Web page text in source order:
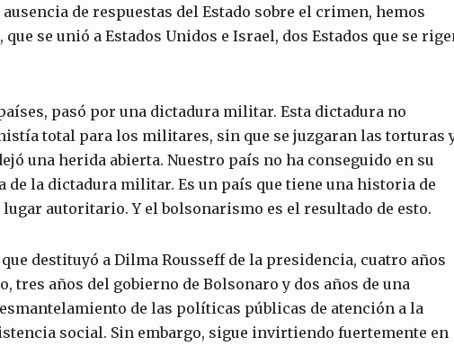
ausencia de respuestas del Estado sobre el crimen, hemos
se unió a Estados Unidos e Israel, dos Estados que se
pasó por una dictadura militar. Esta dictadura no
total para los militares, sin que se juzgaran las torturas
una herida abierta. Nuestro país no ha conseguido en su
la dictadura militar. Es un país que tiene una historia de
autoritario. Y el bolsonarismo es el resultado de esto.
destituyó a Dilma Rousseff de la presidencia, cuatro años
tres años del gobierno de Bolsonaro y dos años de una
de las políticas públicas de atención a la
social. Sin embargo, sigue invirtiendo fuertemente en